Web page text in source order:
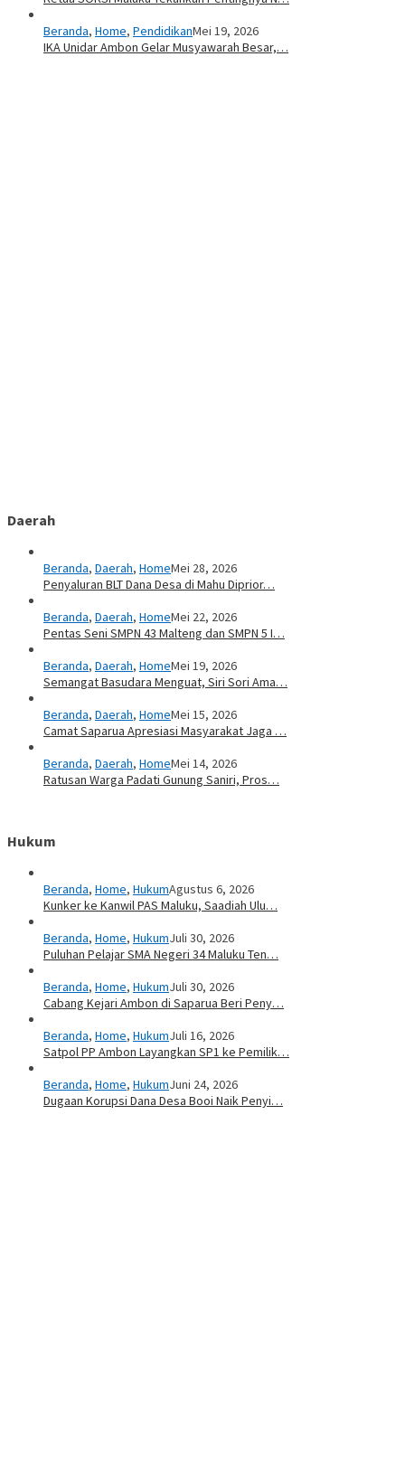
Beranda, Home, PendidikanMei 19, 2026
IKA Unidar Ambon Gelar Musyawarah Besar,…
Daerah
Beranda, Daerah, HomeMei 28, 2026
Penyaluran BLT Dana Desa di Mahu Diprior…
Beranda, Daerah, HomeMei 22, 2026
Pentas Seni SMPN 43 Malteng dan SMPN 5 I…
Beranda, Daerah, HomeMei 19, 2026
Semangat Basudara Menguat, Siri Sori Ama…
Beranda, Daerah, HomeMei 15, 2026
Camat Saparua Apresiasi Masyarakat Jaga …
Beranda, Daerah, HomeMei 14, 2026
Ratusan Warga Padati Gunung Saniri, Pros…
Hukum
Beranda, Home, HukumAgustus 6, 2026
Kunker ke Kanwil PAS Maluku, Saadiah Ulu…
Beranda, Home, HukumJuli 30, 2026
Puluhan Pelajar SMA Negeri 34 Maluku Ten…
Beranda, Home, HukumJuli 30, 2026
Cabang Kejari Ambon di Saparua Beri Peny…
Beranda, Home, HukumJuli 16, 2026
Satpol PP Ambon Layangkan SP1 ke Pemilik…
Beranda, Home, HukumJuni 24, 2026
Dugaan Korupsi Dana Desa Booi Naik Penyi…